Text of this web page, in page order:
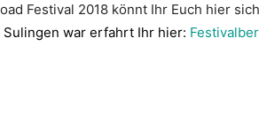
Festival 2018 könnt Ihr Euch hier
Sulingen war erfahrt Ihr hier: